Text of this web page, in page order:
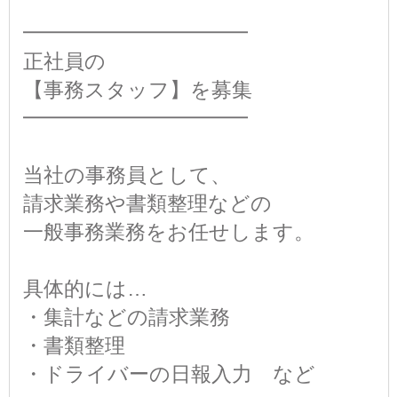
━━━━━━━━━━━
正社員の
【事務スタッフ】を募集
━━━━━━━━━━━
当社の事務員として、
請求業務や書類整理などの
一般事務業務をお任せします。
具体的には…
・集計などの請求業務
・書類整理
・ドライバーの日報入力 など